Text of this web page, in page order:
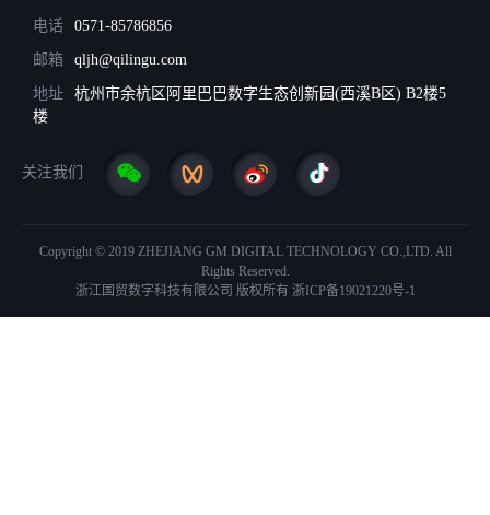
电话 0571-85786856
邮箱 qljh@qilingu.com
地址
杭州市余杭区阿里巴巴数字生态创新园(西溪B区) B2楼5
楼
关注我们
Copyright © 2019 ZHEJIANG GM DIGITAL TECHNOLOGY CO.,LTD. All
Rights Reserved.
浙江国贸数字科技有限公司 版权所有 浙ICP备19021220号-1